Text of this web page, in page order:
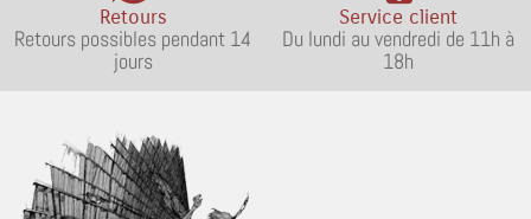
Retours
Retours possibles pendant 14
jours
Service client
Du lundi au vendredi de 11h à
18h